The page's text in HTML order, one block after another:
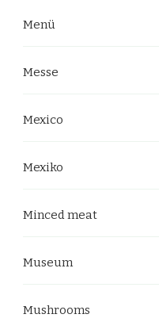
Menü
Messe
Mexico
Mexiko
Minced meat
Museum
Mushrooms